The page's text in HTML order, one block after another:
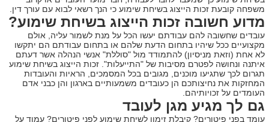
משפחה קובעת זכות הייצוג בשיחת שימוע כי הנך רשאי לבוא עם עורך דין.
מדוע חשובה זכות הייצוג בשיחת שימוע?
עובדים שחשובה להם עבודתם יעשו הכל על מנת לשמור עליה, אולם
מקצועיים ככל שיהיו בתחום הדעת שלהם או בתחום עבודתם הם יתקשו
לא אחת (וזאת מניסיון) להתמודד מול "סוללת" אנשי הנהלה אשר דעתם
איתנה ונחושה לפטרם מסיבות של "התייעלות". זכות הייצוג בשיחת שימוע
תגרום לכך שתגיעו מוכנים, מגובים בכל המסמכים, הראיות והעובדות
המחזקות את נחיצותכם הן כעובדים משמעותיים בארגון והן כבני אדם
העומדים על זכויותיהם.
גם לך מגיע מגן לעובד
עומד בפני פיטורים? קיבלת זימון לשיחת שימוע לפני פיטורים? עמוד על